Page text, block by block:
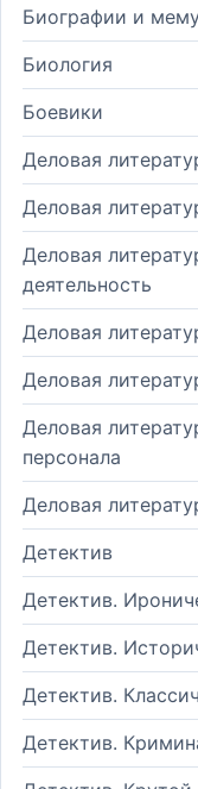
Биографии и
Биология
Боевики
Деловая
Деловая
Деловая
деятельность
Деловая
Деловая
Деловая
персонала
Деловая
Детектив
Детектив.
Детектив.
Детектив.
Детектив.